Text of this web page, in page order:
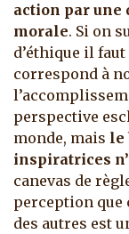
action par une
morale. Si on
d’éthique il
correspond à
perspective
monde, mais le
inspiratrices
canevas de
perception que
des autres est